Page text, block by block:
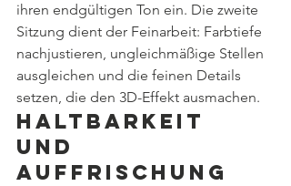
ihren endgültigen Ton ein. Die zweite
Sitzung dient der Feinarbeit: Farbtiefe
nachjustieren, ungleichmäßige Stellen
ausgleichen und die feinen Details
setzen, die den 3D-Effekt ausmachen.
Haltbarkeit
und
Auffrischung